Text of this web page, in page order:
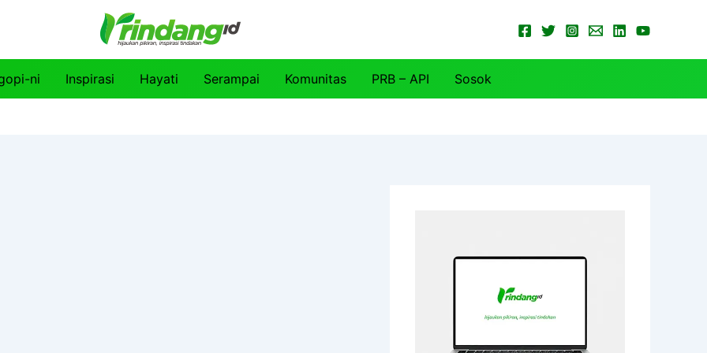
ni Inspirasi Hayati Serampai Komunitas PRB – API Sosok